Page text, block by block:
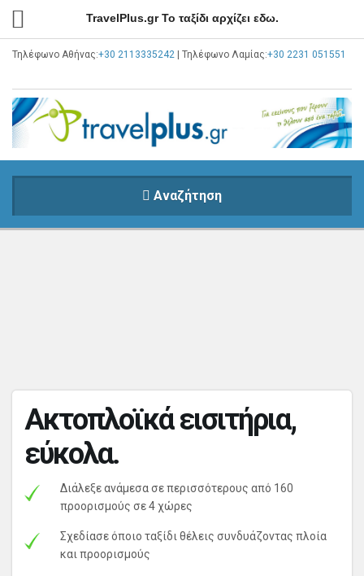
TravelPlus.gr Το ταξίδι αρχίζει εδω.
Τηλέφωνο Αθήνας:+30 2113335242 | Τηλέφωνο Λαμίας:+30 2231 051551
Αναζήτηση
Ακτοπλοϊκά εισιτήρια,
εύκολα.
Διάλεξε ανάμεσα σε περισσότερους από 160
προορισμούς σε 4 χώρες
Σχεδίασε όποιο ταξίδι θέλεις συνδυάζοντας πλοία
και προορισμούς